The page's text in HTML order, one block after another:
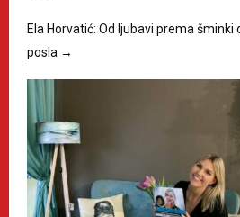
Ela Horvatić: Od ljubavi prema
posla →